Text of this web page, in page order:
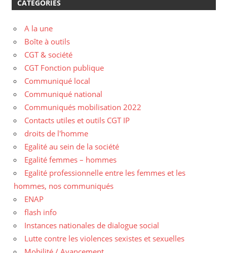
CATÉGORIES
A la une
Boîte à outils
CGT & société
CGT Fonction publique
Communiqué local
Communiqué national
Communiqués mobilisation 2022
Contacts utiles et outils CGT IP
droits de l'homme
Egalité au sein de la société
Egalité femmes – hommes
Egalité professionnelle entre les femmes et les
hommes, nos communiqués
ENAP
flash info
Instances nationales de dialogue social
Lutte contre les violences sexistes et sexuelles